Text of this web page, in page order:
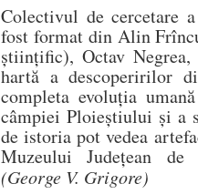
Colectivul de
fost format din Alin
științific), Octav
hartă a descoperirilor
completa evoluția
câmpiei Ploieștiului și a
de istoria pot vedea
Muzeului Județean
(George V. Grigore)